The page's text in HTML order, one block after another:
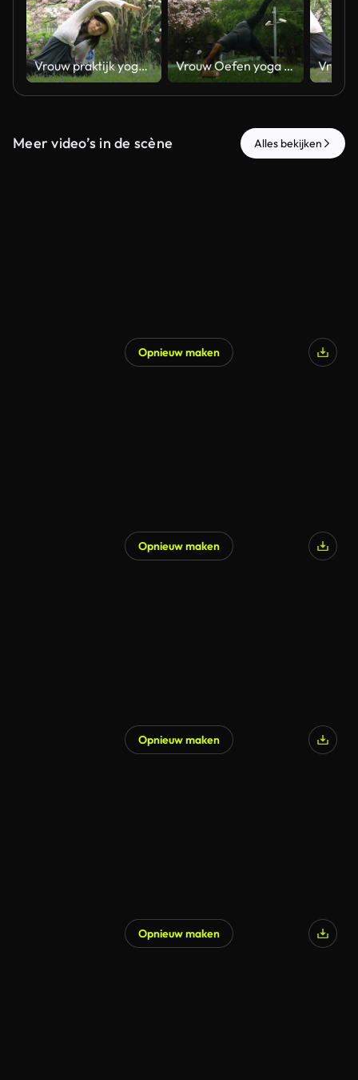
Vrouw praktijk yoga oefening Vrouw Oefen yoga oefening
Meer video’s in de scène Alles bekijken
Opnieuw maken
Opnieuw maken
Opnieuw maken
Opnieuw maken